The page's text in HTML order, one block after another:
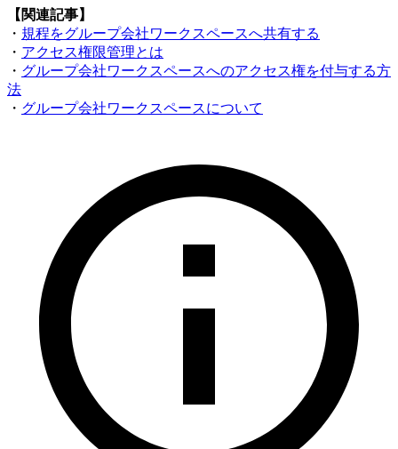
【関連記事】
・ 規程をグループ会社ワークスペースへ共有する
・ アクセス権限管理とは
・ グループ会社ワークスペースへのアクセス権を付与する方
法
・ グループ会社ワークスペースについて